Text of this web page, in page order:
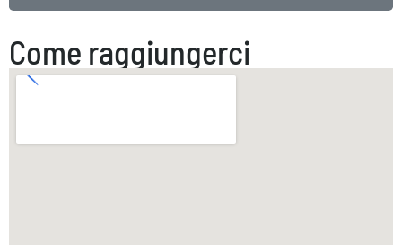
Come raggiungerci